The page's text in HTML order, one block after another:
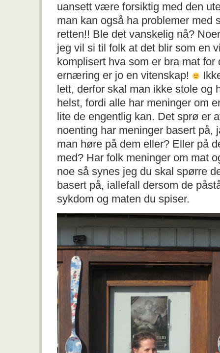
uansett være forsiktig med den
man kan også ha problemer med
retten!! Ble det vanskelig nå?
jeg vil si til folk at det blir som en
komplisert hva som er bra mat for
ernæring er jo en vitenskap!
lett, derfor skal man ikke stole og
helst, fordi alle har meninger om
lite de engentlig kan. Det sprø er
noenting har meninger basert på,
man høre på dem eller? Eller på
med? Har folk meninger om mat
noe så synes jeg du skal spørre
basert på, iallefall dersom de
sykdom og maten du spiser.